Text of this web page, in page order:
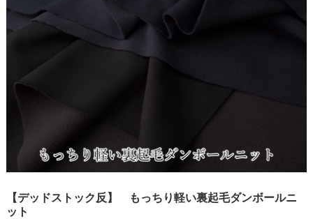
【デッドストック反】 もっちり軽い裏起毛ダンボールニ
ット